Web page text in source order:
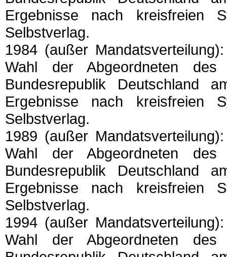
Ergebnisse nach kreisfreien
Selbstverlag.
1984 (außer
Wahl der Abgeordneten des
Bundesrepublik Deutschland
Ergebnisse nach kreisfreien
Selbstverlag.
1989 (außer
Wahl der Abgeordneten des
Bundesrepublik Deutschland
Ergebnisse nach kreisfreien
Selbstverlag.
1994 (außer
Wahl der Abgeordneten des